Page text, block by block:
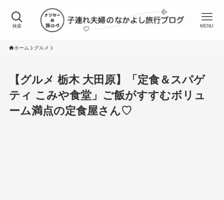
検索 MENU
ホーム グルメ
【グルメ 栃木 大田原】「定食＆スパゲ
ティ こみや食堂」ご飯がすすむボリュ
ーム満点の定食屋さん♡